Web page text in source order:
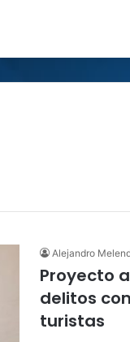
Alejandro
Proyecto
delitos
turistas